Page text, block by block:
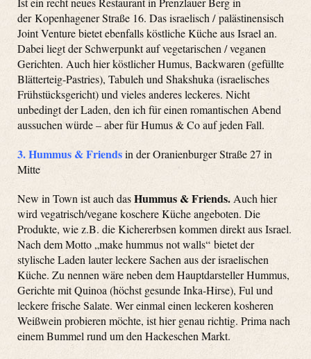
der Kopenhagener Straße 16. Das israelisch / palästinensisch
Joint Venture bietet ebenfalls köstliche Küche aus Israel an.
Dabei liegt der Schwerpunkt auf vegetarischen / veganen
Gerichten. Auch hier köstlicher Humus, Backwaren (gefüllte
Blätterteig-Pastries), Tabuleh und Shakshuka (israelisches
Frühstücksgericht) und vieles anderes leckeres. Nicht
unbedingt der Laden, den ich für einen romantischen Abend
aussuchen würde – aber für Humus & Co auf jeden Fall.
3.Hummus & Friendsin der Oranienburger Straße 27 in
Mitte
New in Town ist auch dasHummus & Friends. Auch hier
wird vegatrisch/vegane koschere Küche angeboten. Die
Produkte, wie z.B. die Kichererbsen kommen direkt aus Israel.
Nach dem Motto „make hummus not walls“ bietet der
stylische Laden lauter leckere Sachen aus der israelischen
Küche. Zu nennen wäre neben dem Hauptdarsteller Hummus,
Gerichte mit Quinoa (höchst gesunde Inka-Hirse), Ful und
leckere frische Salate. Wer einmal einen leckeren kosheren
Weißwein probieren möchte, ist hier genau richtig. Prima nach
einem Bummel rund um den Hackeschen Markt.